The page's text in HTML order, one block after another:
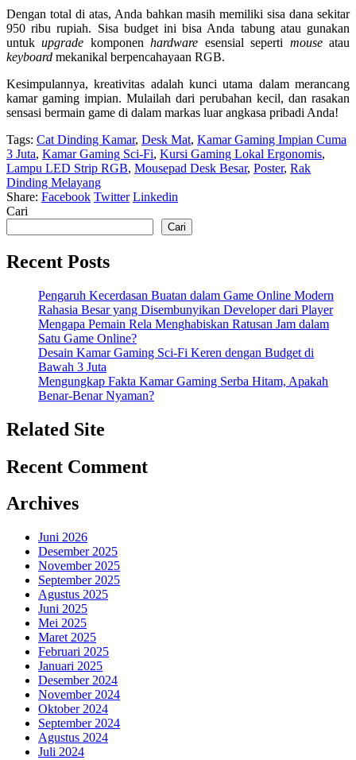
Dengan total di atas, Anda bahkan masih memiliki sisa dana sekitar
950 ribu rupiah. Sisa budget ini bisa Anda tabung atau gunakan
untukupgrade komponenhardware esensial seperti mouseatau
keyboard mekanikal berpencahayaan RGB.
Kesimpulannya, kreativitas adalah kunci utama dalam merancang
kamar gaming impian. Mulailah dari perubahan kecil, dan rasakan
sensasi bermain game di dalam markas luar angkasa pribadi Anda!
Tags: Cat Dinding Kamar, Desk Mat, Kamar Gaming Impian Cuma
3 Juta, Kamar Gaming Sci-Fi, Kursi Gaming Lokal Ergonomis,
Lampu LED Strip RGB, Mousepad Desk Besar, Poster, Rak
Dinding Melayang
Share: Facebook Twitter Linkedin
Cari
Cari
Recent Posts
Pengaruh Kecerdasan Buatan dalam Game Online Modern
Rahasia Besar yang Disembunyikan Developer dari Player
Mengapa Pemain Rela Menghabiskan Ratusan Jam dalam
Satu Game Online?
Desain Kamar Gaming Sci-Fi Keren dengan Budget di
Bawah 3 Juta
Mengungkap Fakta Kamar Gaming Serba Hitam, Apakah
Benar-Benar Nyaman?
Related Site
Recent Comment
Archives
Juni 2026
Desember 2025
November 2025
September 2025
Agustus 2025
Juni 2025
Mei 2025
Maret 2025
Februari 2025
Januari 2025
Desember 2024
November 2024
Oktober 2024
September 2024
Agustus 2024
Juli 2024